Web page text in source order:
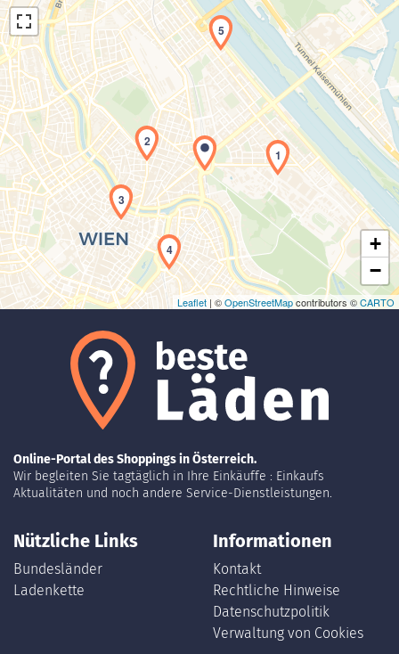
Laden der Karte... 1
2
3
4
5
+
−
Leaflet | ©OpenStreetMapcontributors ©CARTO
Online-Portal des Shoppings in Österreich.
Wir begleiten Sie tagtäglich in Ihre Einkäuffe : Einkaufs
Aktualitäten und noch andere Service-Dienstleistungen.
Nützliche Links
Bundesländer
Ladenkette
Informationen
Kontakt
Rechtliche Hinweise
Datenschutzpolitik
Verwaltung von Cookies